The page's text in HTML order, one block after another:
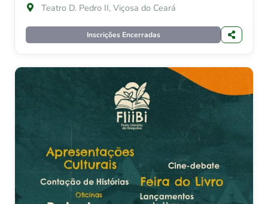
Teatro D. Pedro II, Viçosa do Ceará
Inscrições Encerradas